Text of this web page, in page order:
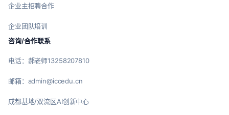
企业主招聘合作
企业团队培训
咨询/合作联系
电话：郝老师13258207810
邮箱：admin@iccedu.cn
成都基地/双流区AI创新中心